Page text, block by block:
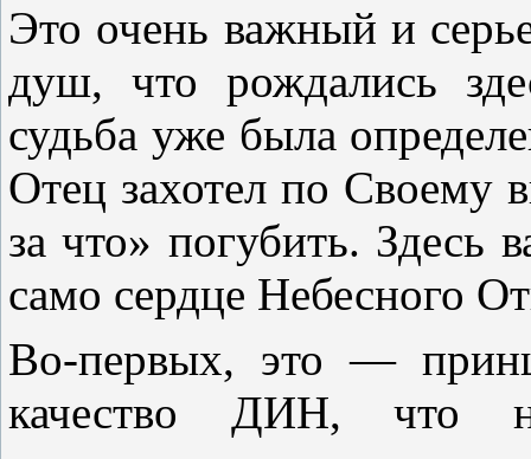
Это очень важный и
душ, что рождались
судьба уже была
Отец захотел по Своему
за что» погубить. Здесь
само сердце Небесного
Во-первых, это —
качество ДИН, что